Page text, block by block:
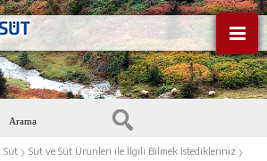
Süt › Süt ve Süt Ürünleri ile İlgili Bilmek İstedikleriniz ›